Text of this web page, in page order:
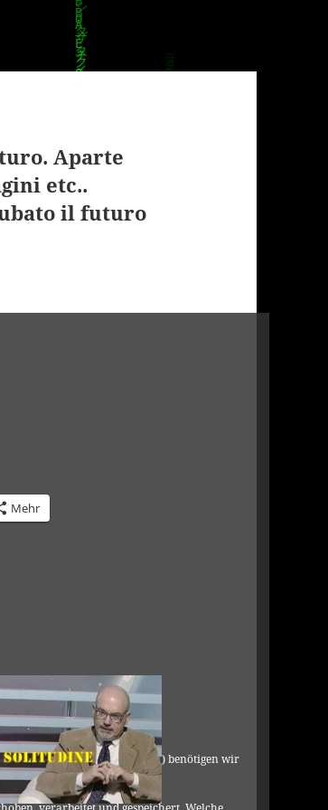
Aparte
etc..
il futuro
San Bruno, CA 94066, USA) benötigen wir
Mehr